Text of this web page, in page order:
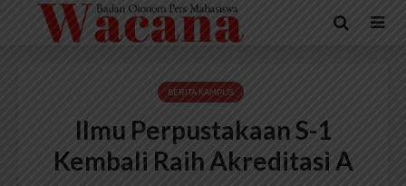
BERITA KAMPUS
Ilmu Perpustakaan S-1
Kembali Raih Akreditasi A